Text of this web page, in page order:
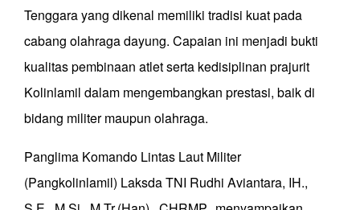
Tenggara yang dikenal memiliki tradisi kuat pada
cabang olahraga dayung. Capaian ini menjadi bukti
kualitas pembinaan atlet serta kedisiplinan prajurit
Kolinlamil dalam mengembangkan prestasi, baik di
bidang militer maupun olahraga.
Panglima Komando Lintas Laut Militer
(Pangkolinlamil) Laksda TNI Rudhi Aviantara, IH.,